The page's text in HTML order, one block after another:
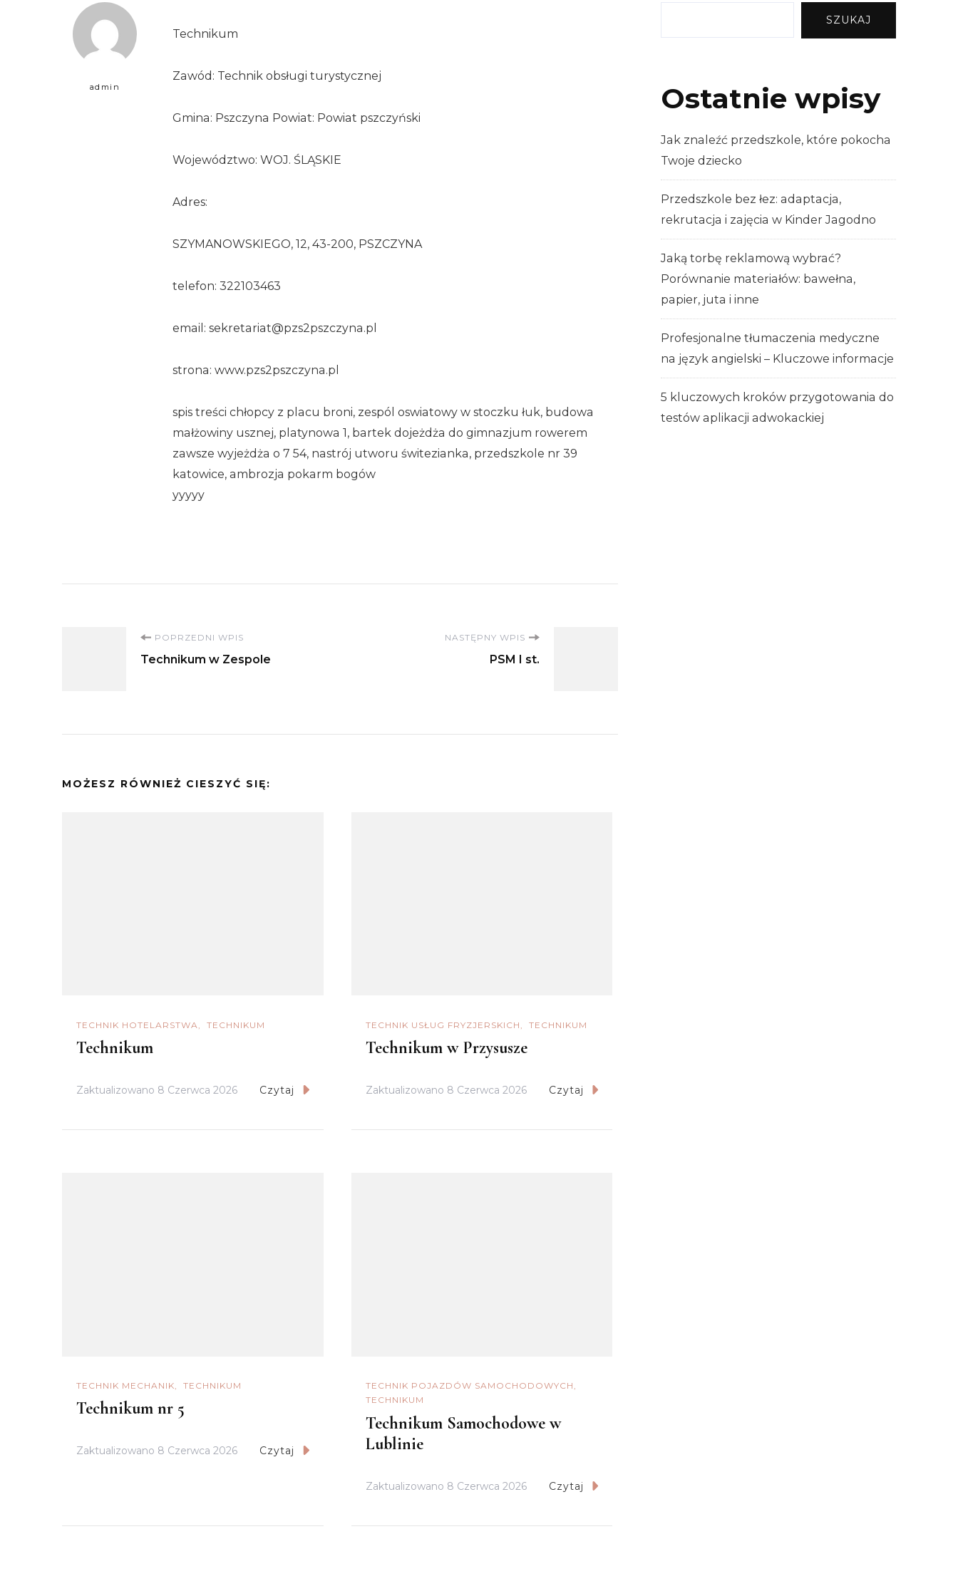
admin
Technikum
Zawód: Technik obsługi turystycznej
Gmina: Pszczyna Powiat: Powiat pszczyński
Województwo: WOJ. ŚLĄSKIE
Adres:
SZYMANOWSKIEGO, 12, 43-200, PSZCZYNA
telefon: 322103463
email: sekretariat@pzs2pszczyna.pl
strona: www.pzs2pszczyna.pl
spis treści chłopcy z placu broni, zespól oswiatowy w stoczku łuk, budowa
małżowiny usznej, platynowa 1, bartek dojeżdża do gimnazjum rowerem
zawsze wyjeżdża o 7 54, nastrój utworu świtezianka, przedszkole nr 39
katowice, ambrozja pokarm bogów
yyyyy
Nawigacja
POPRZEDNI WPIS
Technikum w Zespole
NASTĘPNY WPIS
PSM I st.
MOŻESZ RÓWNIEŻ CIESZYĆ SIĘ:
TECHNIK HOTELARSTWA TECHNIKUM
Technikum
Zaktualizowano 8 Czerwca 2026 Czytaj
TECHNIK USŁUG FRYZJERSKICH TECHNIKUM
Technikum w Przysusze
Zaktualizowano 8 Czerwca 2026 Czytaj
TECHNIK MECHANIK TECHNIKUM
Technikum nr 5
Zaktualizowano 8 Czerwca 2026 Czytaj
TECHNIK POJAZDÓW SAMOCHODOWYCH
TECHNIKUM
Technikum Samochodowe w
Lublinie
Zaktualizowano 8 Czerwca 2026 Czytaj
SZUKAJ
Ostatnie wpisy
Jak znaleźć przedszkole, które pokocha
Twoje dziecko
Przedszkole bez łez: adaptacja,
rekrutacja i zajęcia w Kinder Jagodno
Jaką torbę reklamową wybrać?
Porównanie materiałów: bawełna,
papier, juta i inne
Profesjonalne tłumaczenia medyczne
na język angielski – Kluczowe informacje
5 kluczowych kroków przygotowania do
testów aplikacji adwokackiej